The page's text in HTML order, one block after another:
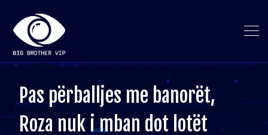
Pas përballjes me banorët,
Roza nuk i mban dot lotët